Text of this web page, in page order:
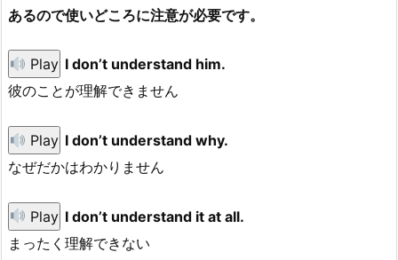
あるので使いどころに注意が必要です。
Play I don’t understand him.
彼のことが理解できません
Play I don’t understand why.
なぜだかはわかりません
Play I don’t understand it at all.
まったく理解できない